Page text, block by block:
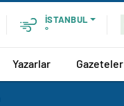
İSTANBUL
°
Yazarlar Gazeteler